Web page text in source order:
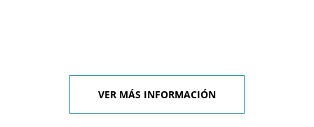
VER MÁS INFORMACIÓN